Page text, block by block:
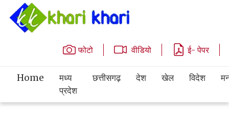
फोटो वीडियो ई- पेपर
Home
मध्य
प्रदेश
छत्तीसगढ़ देश खेल विदेश